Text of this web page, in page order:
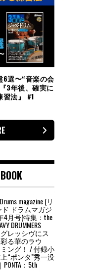
6選〜“音楽の会
3年後、確実に
習法』 #1
magazine (リ
ド ドラムマガジ
4月号(特集：the
DRUMMERS
レッシヴにス
る華のラウ
ング！ / 付録小
“ポンタ”秀一没
：5th